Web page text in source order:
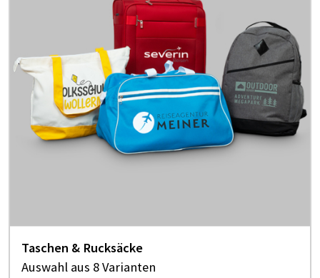
Taschen & Rucksäcke
Auswahl aus 8 Varianten